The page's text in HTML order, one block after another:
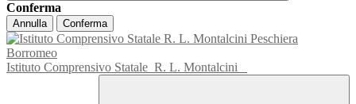
Conferma
Annulla Conferma
Istituto Comprensivo Statale R. L. Montalcini